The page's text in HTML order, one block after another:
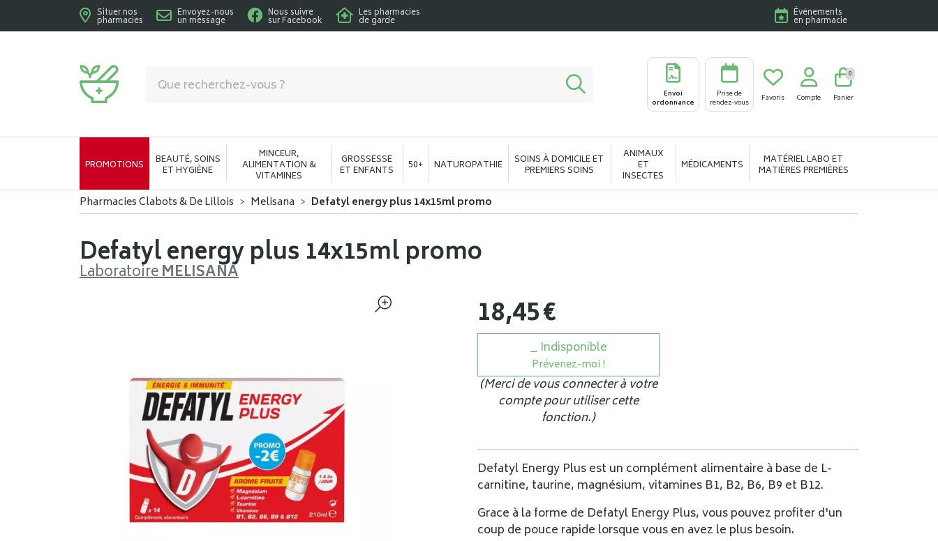
Situer nos
pharmacies
Envoyez-nous
un message
Nous suivre
sur Facebook
Les pharmacies
de garde
Événements
en pharmacie
Envoi
ordonnance
Prise de
rendez-vous
Favoris Compte Panier
0
PROMOTIONS BEAUTÉ, SOINS
ET HYGIÈNE
MINCEUR,
ALIMENTATION &
VITAMINES
GROSSESSE
ET ENFANTS 50+ NATUROPATHIE SOINS À DOMICILE ET
PREMIERS SOINS
ANIMAUX
ET
INSECTES
MÉDICAMENTS MATÉRIEL LABO ET
MATIÈRES PREMIÈRES
Pharmacies Clabots & De Lillois Melisana Defatyl energy plus 14x15ml promo
Defatyl energy plus 14x15ml promo
LaboratoireMELISANA
18,45€
Indisponible
Prévenez-moi !
(Merci de vous connecter à votre
compte pour utiliser cette
fonction.)
Defatyl Energy Plus est un complément alimentaire à base de L-
carnitine, taurine, magnésium, vitamines B1, B2, B6, B9 et B12.
Grace à la forme de Defatyl Energy Plus, vous pouvez profiter d'un
coup de pouce rapide lorsque vous en avez le plus besoin.